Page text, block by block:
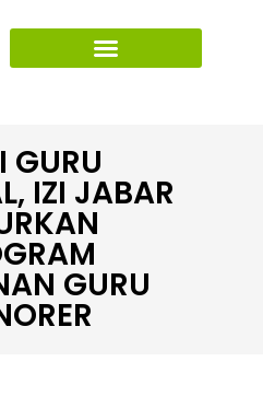
GURU
IZI JABAR
GURU